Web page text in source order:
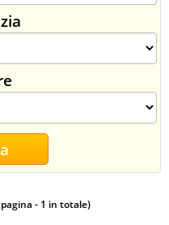
- 1 in totale)